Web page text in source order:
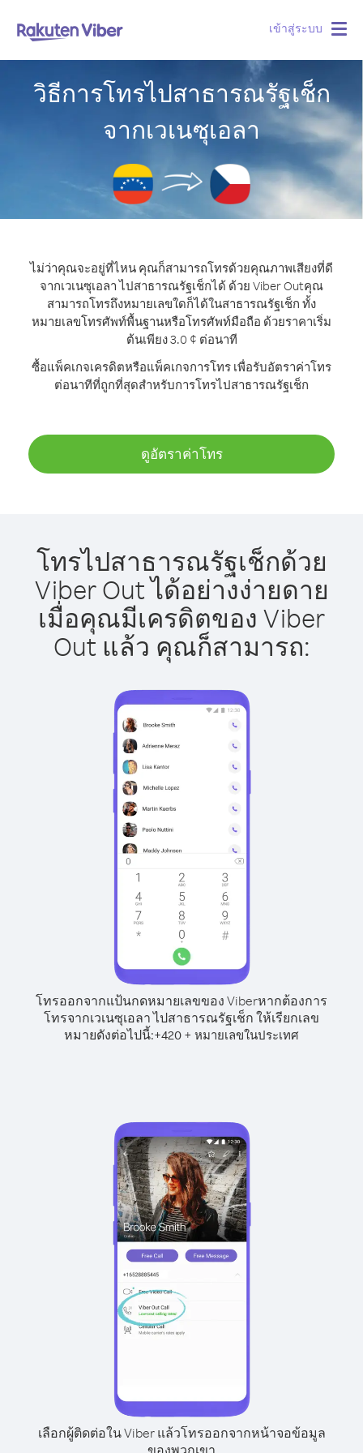
เข้าสู่ระบบ
วิธีการโทรไปสาธารณรัฐเช็ก
จากเวเนซุเอลา
ไม่ว่าคุณจะอยู่ที่ไหน คุณก็สามารถโทรด้วยคุณภาพเสียงที่ดี
จากเวเนซุเอลา ไปสาธารณรัฐเช็กได้ ด้วย Viber Outคุณ
สามารถโทรถึงหมายเลขใดก็ได้ในสาธารณรัฐเช็ก ทั้ง
หมายเลขโทรศัพท์พื้นฐานหรือโทรศัพท์มือถือ ด้วยราคาเริ่ม
ต้นเพียง 3.0 ¢ ต่อนาที
ซื้อแพ็คเกจเครดิตหรือแพ็คเกจการโทร เพื่อรับอัตราค่าโทร
ต่อนาทีที่ถูกที่สุดสำหรับการโทรไปสาธารณรัฐเช็ก
ดูอัตราค่าโทร
โทรไปสาธารณรัฐเช็กด้วย
Viber Out ได้อย่างง่ายดาย
เมื่อคุณมีเครดิตของ Viber
Out แล้ว คุณก็สามารถ:
โทรออกจากแป้นกดหมายเลขของ Viberหากต้องการ
โทรจากเวเนซุเอลา ไปสาธารณรัฐเช็ก ให้เรียกเลข
หมายดังต่อไปนี้:+420 + หมายเลขในประเทศ
เลือกผู้ติดต่อใน Viber แล้วโทรออกจากหน้าจอข้อมูล
ของพวกเขา